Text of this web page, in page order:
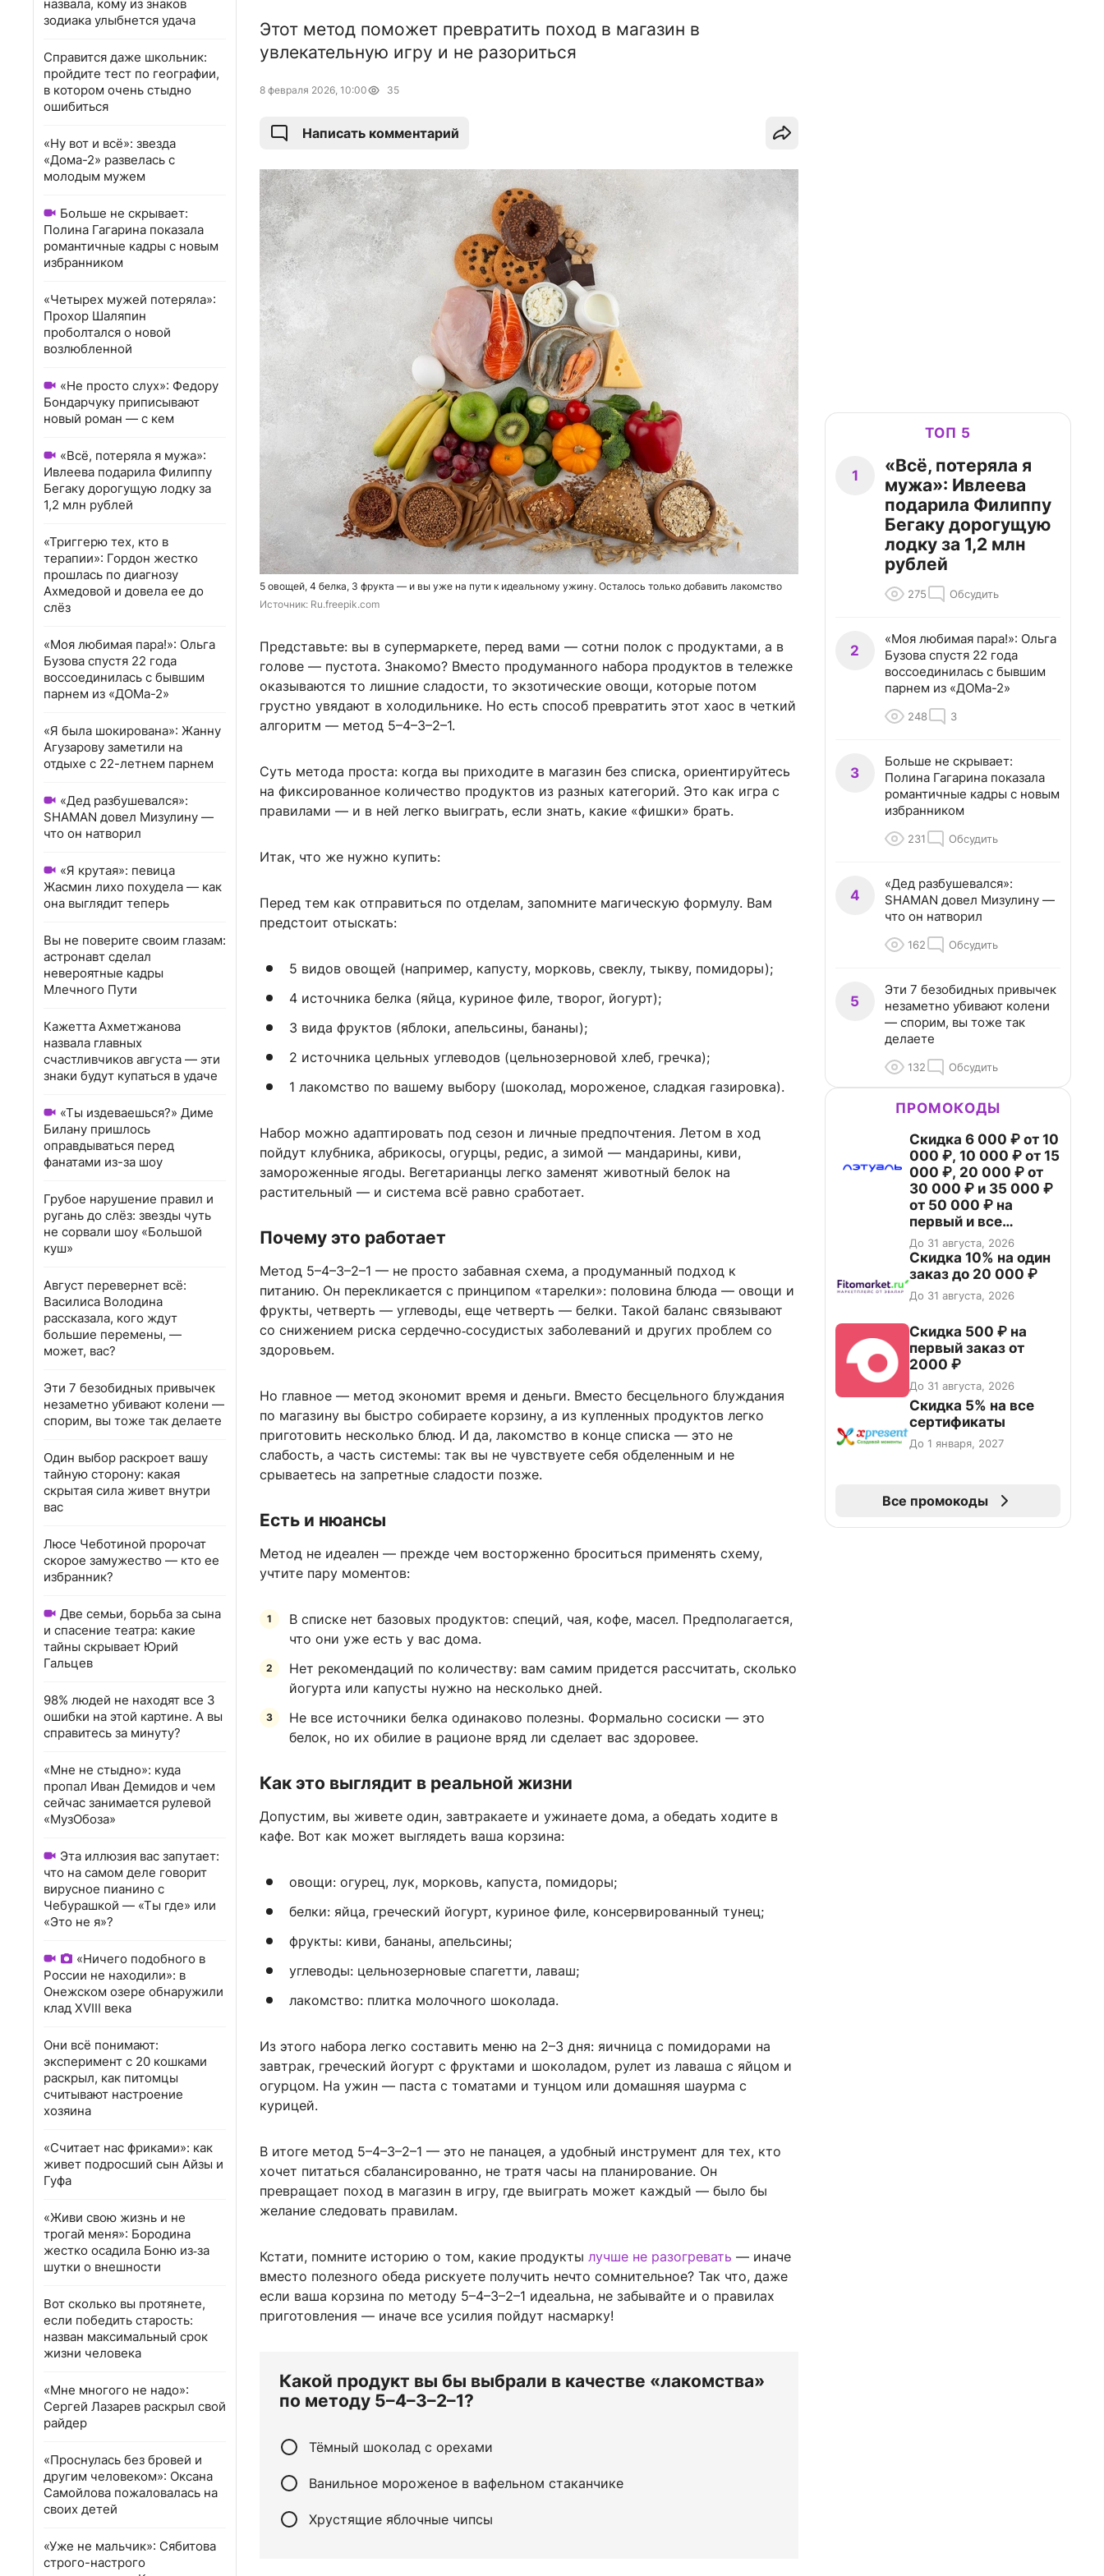
назвала, кому из знаков
зодиака улыбнется удача
Справится даже школьник:
пройдите тест по географии,
в котором очень стыдно
ошибиться
«Ну вот и всё»: звезда
«Дома-2» развелась с
молодым мужем
Больше не скрывает:
Полина Гагарина показала
романтичные кадры с новым
избранником
«Четырех мужей потеряла»:
Прохор Шаляпин
проболтался о новой
возлюбленной
«Не просто слух»: Федору
Бондарчуку приписывают
новый роман — с кем
«Всё, потеряла я мужа»:
Ивлеева подарила Филиппу
Бегаку дорогущую лодку за
1,2 млн рублей
«Триггерю тех, кто в
терапии»: Гордон жестко
прошлась по диагнозу
Ахмедовой и довела ее до
слёз
«Моя любимая пара!»: Ольга
Бузова спустя 22 года
воссоединилась с бывшим
парнем из «ДОМа-2»
«Я была шокирована»: Жанну
Агузарову заметили на
отдыхе с 22-летнем парнем
«Дед разбушевался»:
SHAMAN довел Мизулину —
что он натворил
«Я крутая»: певица
Жасмин лихо похудела — как
она выглядит теперь
Вы не поверите своим глазам:
астронавт сделал
невероятные кадры
Млечного Пути
Кажетта Ахметжанова
назвала главных
счастливчиков августа — эти
знаки будут купаться в удаче
«Ты издеваешься?» Диме
Билану пришлось
оправдываться перед
фанатами из-за шоу
Грубое нарушение правил и
ругань до слёз: звезды чуть
не сорвали шоу «Большой
куш»
Август перевернет всё:
Василиса Володина
рассказала, кого ждут
большие перемены, —
может, вас?
Эти 7 безобидных привычек
незаметно убивают колени —
спорим, вы тоже так делаете
Один выбор раскроет вашу
тайную сторону: какая
скрытая сила живет внутри
вас
Люсе Чеботиной пророчат
скорое замужество — кто ее
избранник?
Две семьи, борьба за сына
и спасение театра: какие
тайны скрывает Юрий
Гальцев
98% людей не находят все 3
ошибки на этой картине. А вы
справитесь за минуту?
«Мне не стыдно»: куда
пропал Иван Демидов и чем
сейчас занимается рулевой
«МузОбоза»
Эта иллюзия вас запутает:
что на самом деле говорит
вирусное пианино с
Чебурашкой — «Ты где» или
«Это не я»?
«Ничего подобного в
России не находили»: в
Онежском озере обнаружили
клад XVIII века
Они всё понимают:
эксперимент с 20 кошками
раскрыл, как питомцы
считывают настроение
хозяина
«Считает нас фриками»: как
живет подросший сын Айзы и
Гуфа
«Живи свою жизнь и не
трогай меня»: Бородина
жестко осадила Боню из‑за
шутки о внешности
Вот сколько вы протянете,
если победить старость:
назван максимальный срок
жизни человека
«Мне многого не надо»:
Сергей Лазарев раскрыл свой
райдер
«Проснулась без бровей и
другим человеком»: Оксана
Самойлова пожаловалась на
своих детей
«Уже не мальчик»: Сябитова
строго-настрого
Этот метод поможет превратить поход в магазин в
увлекательную игру и не разориться
8 февраля 2026, 10:00 35
Написать комментарий
5 овощей, 4 белка, 3 фрукта — и вы уже на пути к идеальному ужину. Осталось только добавить лакомство
Источник: Ru.freepik.com
Представьте: вы в супермаркете, перед вами — сотни полок с продуктами, а в
голове — пустота. Знакомо? Вместо продуманного набора продуктов в тележке
оказываются то лишние сладости, то экзотические овощи, которые потом
грустно увядают в холодильнике. Но есть способ превратить этот хаос в четкий
алгоритм — метод 5–4–3–2–1.
Суть метода проста: когда вы приходите в магазин без списка, ориентируйтесь
на фиксированное количество продуктов из разных категорий. Это как игра с
правилами — и в ней легко выиграть, если знать, какие «фишки» брать.
Итак, что же нужно купить:
Перед тем как отправиться по отделам, запомните магическую формулу. Вам
предстоит отыскать:
5 видов овощей (например, капусту, морковь, свеклу, тыкву, помидоры);
4 источника белка (яйца, куриное филе, творог, йогурт);
3 вида фруктов (яблоки, апельсины, бананы);
2 источника цельных углеводов (цельнозерновой хлеб, гречка);
1 лакомство по вашему выбору (шоколад, мороженое, сладкая газировка).
Набор можно адаптировать под сезон и личные предпочтения. Летом в ход
пойдут клубника, абрикосы, огурцы, редис, а зимой — мандарины, киви,
замороженные ягоды. Вегетарианцы легко заменят животный белок на
растительный — и система всё равно сработает.
Почему это работает
Метод 5–4–3–2–1 — не просто забавная схема, а продуманный подход к
питанию. Он перекликается с принципом «тарелки»: половина блюда — овощи и
фрукты, четверть — углеводы, еще четверть — белки. Такой баланс связывают
со снижением риска сердечно‑сосудистых заболеваний и других проблем со
здоровьем.
Но главное — метод экономит время и деньги. Вместо бесцельного блуждания
по магазину вы быстро собираете корзину, а из купленных продуктов легко
приготовить несколько блюд. И да, лакомство в конце списка — это не
слабость, а часть системы: так вы не чувствуете себя обделенным и не
срываетесь на запретные сладости позже.
Есть и нюансы
Метод не идеален — прежде чем восторженно броситься применять схему,
учтите пару моментов:
В списке нет базовых продуктов: специй, чая, кофе, масел. Предполагается,
что они уже есть у вас дома.
Нет рекомендаций по количеству: вам самим придется рассчитать, сколько
йогурта или капусты нужно на несколько дней.
Не все источники белка одинаково полезны. Формально сосиски — это
белок, но их обилие в рационе вряд ли сделает вас здоровее.
Как это выглядит в реальной жизни
Допустим, вы живете один, завтракаете и ужинаете дома, а обедать ходите в
кафе. Вот как может выглядеть ваша корзина:
овощи: огурец, лук, морковь, капуста, помидоры;
белки: яйца, греческий йогурт, куриное филе, консервированный тунец;
фрукты: киви, бананы, апельсины;
углеводы: цельнозерновые спагетти, лаваш;
лакомство: плитка молочного шоколада.
Из этого набора легко составить меню на 2–3 дня: яичница с помидорами на
завтрак, греческий йогурт с фруктами и шоколадом, рулет из лаваша с яйцом и
огурцом. На ужин — паста с томатами и тунцом или домашняя шаурма с
курицей.
В итоге метод 5–4–3–2–1 — это не панацея, а удобный инструмент для тех, кто
хочет питаться сбалансированно, не тратя часы на планирование. Он
превращает поход в магазин в игру, где выиграть может каждый — было бы
желание следовать правилам.
Кстати, помните историю о том, какие продукты лучше не разогревать — иначе
вместо полезного обеда рискуете получить нечто сомнительное? Так что, даже
если ваша корзина по методу 5–4–3–2–1 идеальна, не забывайте и о правилах
приготовления — иначе все усилия пойдут насмарку!
Какой продукт вы бы выбрали в качестве «лакомства»
по методу 5–4–3–2–1?
Тёмный шоколад с орехами
Ванильное мороженое в вафельном стаканчике
Хрустящие яблочные чипсы
ТОП 5
1
«Всё, потеряла я
мужа»: Ивлеева
подарила Филиппу
Бегаку дорогущую
лодку за 1,2 млн
рублей
275 Обсудить
2
«Моя любимая пара!»: Ольга
Бузова спустя 22 года
воссоединилась с бывшим
парнем из «ДОМа-2»
248 3
3
Больше не скрывает:
Полина Гагарина показала
романтичные кадры с новым
избранником
231 Обсудить
4
«Дед разбушевался»:
SHAMAN довел Мизулину —
что он натворил
162 Обсудить
5
Эти 7 безобидных привычек
незаметно убивают колени
— спорим, вы тоже так
делаете
132 Обсудить
ПРОМОКОДЫ
Скидка 6 000 ₽ от 10
000 ₽, 10 000 ₽ от 15
000 ₽, 20 000 ₽ от
30 000 ₽ и 35 000 ₽
от 50 000 ₽ на
первый и все
повторные заказы по
промокоду НАБЕРИ
До 31 августа, 2026
Скидка 10% на один
заказ до 20 000 ₽
До 31 августа, 2026
Скидка 500 ₽ на
первый заказ от
2000 ₽
До 31 августа, 2026
Скидка 5% на все
сертификаты
До 1 января, 2027
Все промокоды